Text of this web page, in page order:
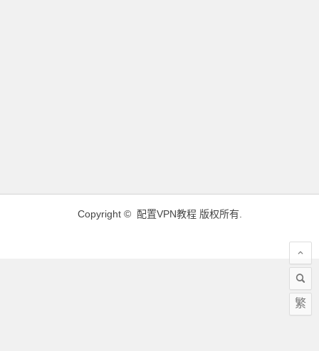
Copyright © 配置VPN教程版权所有.
繁